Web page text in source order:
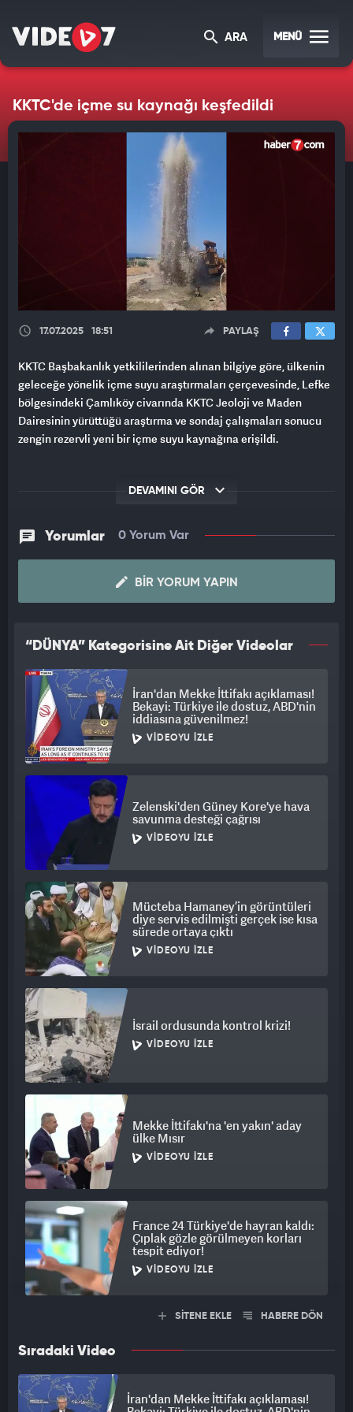
ARA MENÜ
KKTC'de içme su kaynağı keşfedildi
17.07.2025 18:51 PAYLAŞ
KKTC Başbakanlık yetkililerinden alınan bilgiye göre, ülkenin
geleceğe yönelik içme suyu araştırmaları çerçevesinde, Lefke
bölgesindeki Çamlıköy civarında KKTC Jeoloji ve Maden
Dairesinin yürüttüğü araştırma ve sondaj çalışmaları sonucu
zengin rezervli yeni bir içme suyu kaynağına erişildi.
DEVAMINI GÖR
Yorumlar 0 Yorum Var
BIR YORUM YAPIN
“DÜNYA” Kategorisine Ait Diğer Videolar
İran'dan Mekke İttifakı açıklaması!
Bekayi: Türkiye ile dostuz, ABD'nin
iddiasına güvenilmez!
VIDEOYU İZLE
Zelenski'den Güney Kore'ye hava
savunma desteği çağrısı
VIDEOYU İZLE
Mücteba Hamaney’in görüntüleri
diye servis edilmişti gerçek ise kısa
sürede ortaya çıktı
VIDEOYU İZLE
İsrail ordusunda kontrol krizi!
VIDEOYU İZLE
Mekke İttifakı'na 'en yakın' aday
ülke Mısır
VIDEOYU İZLE
France 24 Türkiye'de hayran kaldı:
Çıplak gözle görülmeyen korları
tespit ediyor!
VIDEOYU İZLE
SİTENE EKLE HABERE DÖN
Sıradaki Video
İran'dan Mekke İttifakı açıklaması!